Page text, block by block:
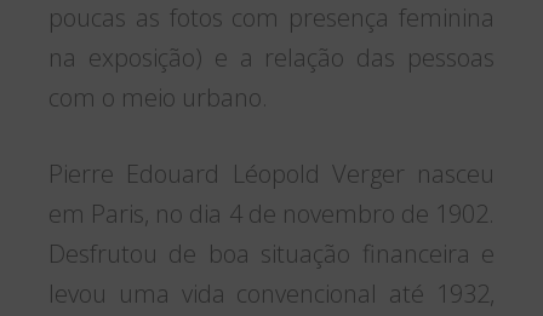
poucas as fotos com presença feminina
na exposição) e a relação das pessoas
com o meio urbano.
Pierre Edouard Léopold Verger nasceu
em Paris, no dia 4 de novembro de 1902.
Desfrutou de boa situação financeira e
levou uma vida convencional até 1932,